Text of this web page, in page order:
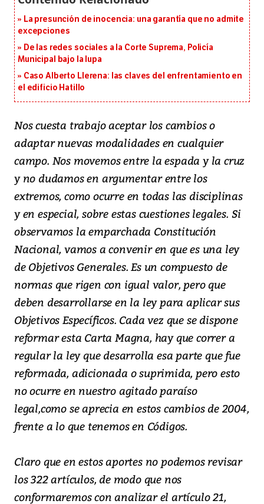
La presunción de inocencia: una garantía que no admite
excepciones
De las redes sociales a la Corte Suprema, Policía
Municipal bajo la lupa
Caso Alberto Llerena: las claves del enfrentamiento en
el edificio Hatillo
Nos cuesta trabajo aceptar los cambios o
adaptar nuevas modalidades en cualquier
campo. Nos movemos entre la espada y la cruz
y no dudamos en argumentar entre los
extremos, como ocurre en todas las disciplinas
y en especial, sobre estas cuestiones legales. Si
observamos la emparchada Constitución
Nacional, vamos a convenir en que es una ley
de Objetivos Generales. Es un compuesto de
normas que rigen con igual valor, pero que
deben desarrollarse en la ley para aplicar sus
Objetivos Específicos. Cada vez que se dispone
reformar esta Carta Magna, hay que correr a
regular la ley que desarrolla esa parte que fue
reformada, adicionada o suprimida, pero esto
no ocurre en nuestro agitado paraíso
legal,como se aprecia en estos cambios de 2004,
frente a lo que tenemos en Códigos.
Claro que en estos aportes no podemos revisar
los 322 artículos, de modo que nos
conformaremos con analizar el artículo 21,